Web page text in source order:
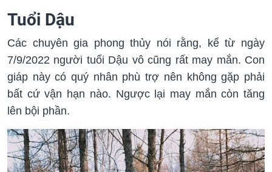
Tuổi Dậu
Các chuyên gia phong thủy nói rằng, kể từ ngày
7/9/2022 người tuổi Dậu vô cũng rất may mắn. Con
giáp này có quý nhân phù trợ nên không gặp phải
bất cứ vận hạn nào. Ngược lại may mắn còn tăng
lên bội phần.